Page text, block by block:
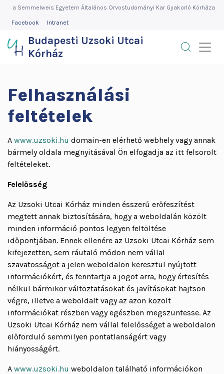
Budapesti
Uzsoki
Utcai
Ugrása Semmelweis Egyetem Általános Orvostudományi Kar Gyakorló Kórháza
MENÜ
Facebook Intranet
Budapesti Uzsoki Utcai
Kórház
Felhasználási
feltételek
A www.uzsoki.hu domain-en elérhető webhely vagy annak
bármely oldala megnyitásával Ön elfogadja az itt felsorolt
feltételeket.
Felelősség
Az Uzsoki Utcai Kórház minden ésszerű erőfeszítést
megtett annak biztosítására, hogy a weboldalán közölt
minden információ pontos legyen feltöltése
időpontjában. Ennek ellenére az Uzsoki Utcai Kórház sem
kifejezetten, sem ráutaló módon nem vállal
szavatosságot a jelen weboldalon keresztül nyújtott
információkért, és fenntartja a jogot arra, hogy értesítés
nélkül bármikor változtatásokat és javításokat hajtson
végre, illetve a weboldalt vagy az azon közölt
információkat részben vagy egészben megszüntesse. Az
Uzsoki Utcai Kórház nem vállal felelősséget a weboldalon
előforduló semmilyen pontatlanságért vagy
hiányosságért.
A www.uzsoki.hu weboldalon található információkon